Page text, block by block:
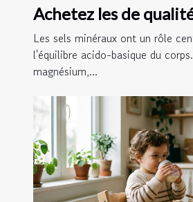
Achetez les de
Vie et la Santé
Les sels minéraux ont un rôle
l'équilibre acido-basique du
magnésium,...